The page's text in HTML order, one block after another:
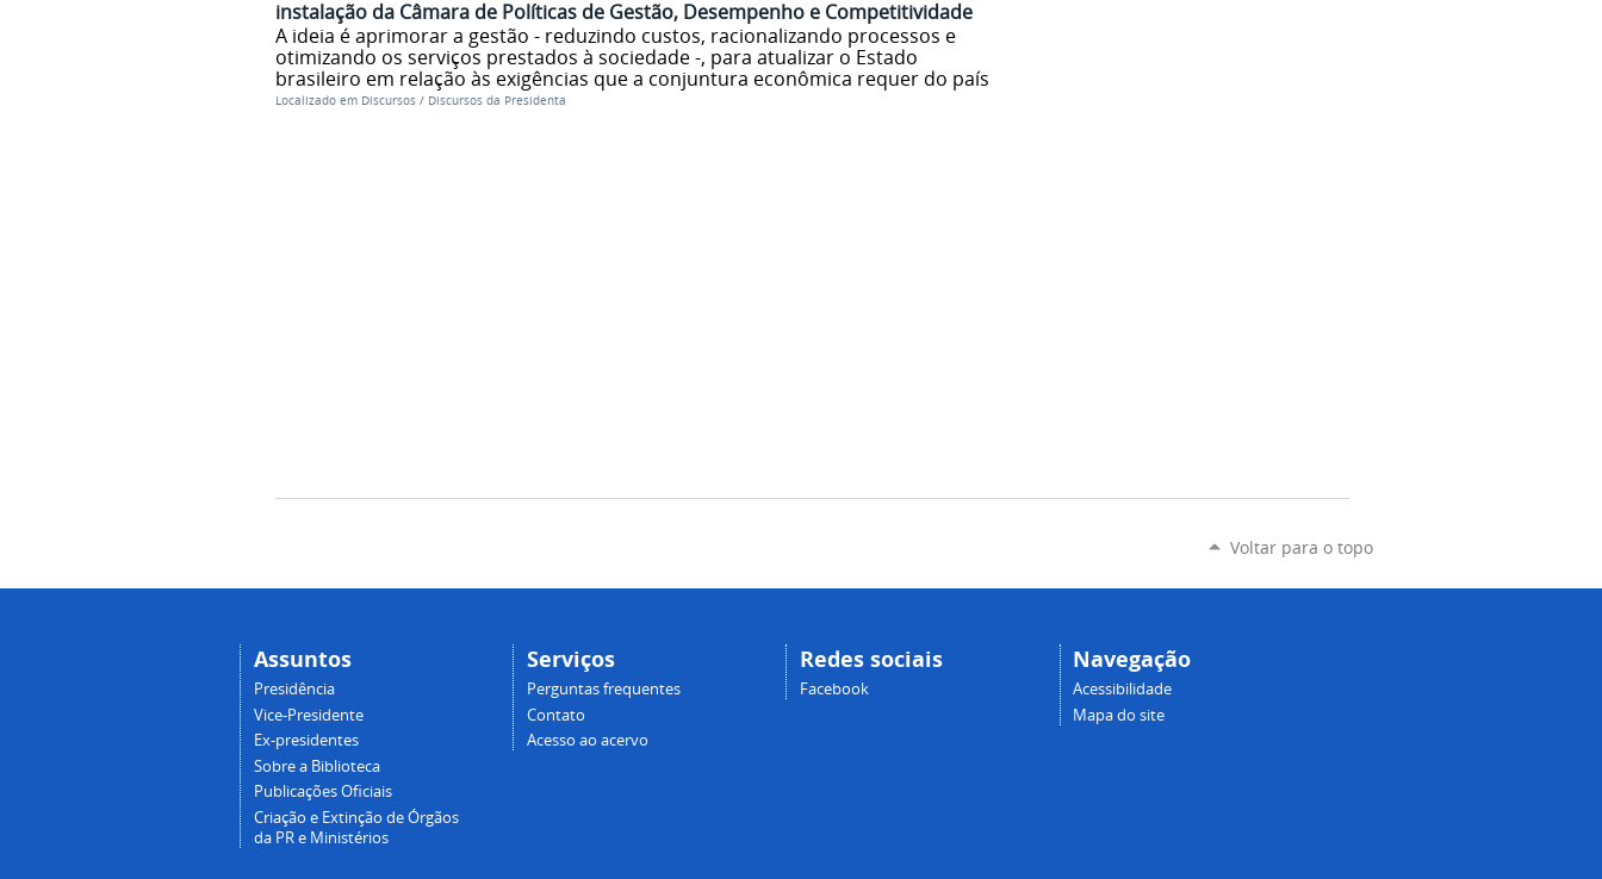
instalação da Câmara de Políticas de Gestão, Desempenho e Competitividade
A ideia é aprimorar a gestão - reduzindo custos, racionalizando processos e
otimizando os serviços prestados à sociedade -, para atualizar o Estado
brasileiro em relação às exigências que a conjuntura econômica requer do país
Localizado em Discursos / Discursos da Presidenta
Voltar para o topo
Assuntos
Presidência
Vice-Presidente
Ex-presidentes
Sobre a Biblioteca
Publicações Oficiais
Criação e Extinção de Órgãos
da PR e Ministérios
Serviços
Perguntas frequentes
Contato
Acesso ao acervo
Redes sociais
Facebook
Navegação
Acessibilidade
Mapa do site